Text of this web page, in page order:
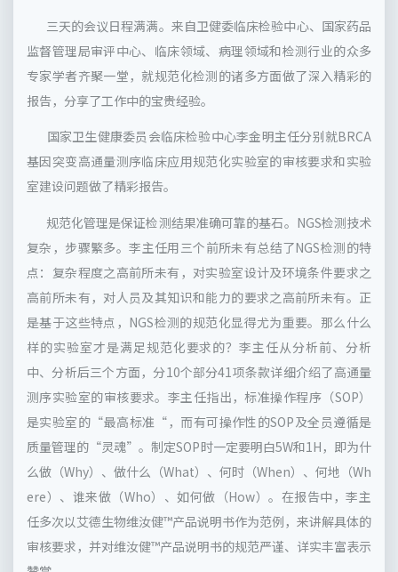
三天的会议日程满满。来自卫健委临床检验中心、国家药品
监督管理局审评中心、临床领域、病理领域和检测行业的众多
专家学者齐聚一堂，就规范化检测的诸多方面做了深入精彩的
报告，分享了工作中的宝贵经验。
国家卫生健康委员会临床检验中心李金明主任分别就BRCA
基因突变高通量测序临床应用规范化实验室的审核要求和实验
室建设问题做了精彩报告。
规范化管理是保证检测结果准确可靠的基石。NGS检测技术
复杂，步骤繁多。李主任用三个前所未有总结了NGS检测的特
点：复杂程度之高前所未有，对实验室设计及环境条件要求之
高前所未有，对人员及其知识和能力的要求之高前所未有。正
是基于这些特点，NGS检测的规范化显得尤为重要。那么什么
样的实验室才是满足规范化要求的？李主任从分析前、分析
中、分析后三个方面，分10个部分41项条款详细介绍了高通量
测序实验室的审核要求。李主任指出，标准操作程序（SOP）
是实验室的“最高标准“，而有可操作性的SOP及全员遵循是
质量管理的“灵魂”。制定SOP时一定要明白5W和1H，即为什
么做（Why）、做什么（What）、何时（When）、何地（Wh
ere）、谁来做（Who）、如何做（How）。在报告中，李主
任多次以艾德生物维汝健™产品说明书作为范例，来讲解具体的
审核要求，并对维汝健™产品说明书的规范严谨、详实丰富表示